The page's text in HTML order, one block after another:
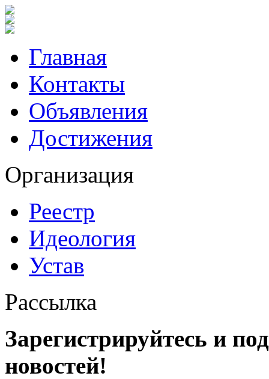
Главная
Контакты
Объявления
Достижения
Организация
Реестр
Идеология
Устав
Рассылка
Зарегистрируйтесь и
новостей!